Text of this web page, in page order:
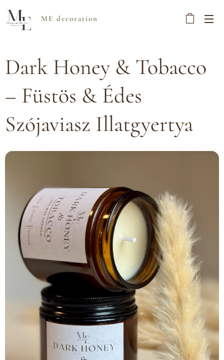
ME decoration
Dark Honey & Tobacco
– Füstös & Édes
Szójaviasz Illatgyertya